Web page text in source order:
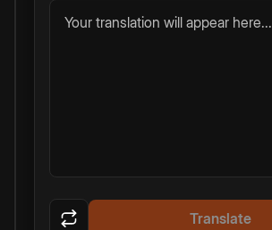
Your translation will appear here...
Translate